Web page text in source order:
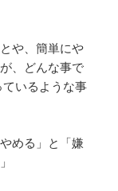
や、簡単にや
、どんな事で
いるような事
める」と「嫌